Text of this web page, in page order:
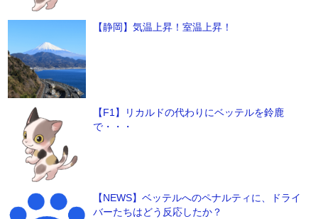
【静岡】気温上昇！室温上昇！
【F1】リカルドの代わりにベッテルを鈴鹿
で・・・
【NEWS】ベッテルへのペナルティに、ドライ
バーたちはどう反応したか？